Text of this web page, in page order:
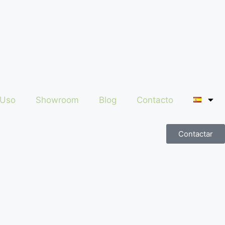
Showroom Blog Contacto
Contactar